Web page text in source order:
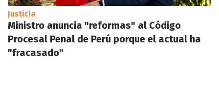
Justicia
Ministro anuncia "reformas" al Código
Procesal Penal de Perú porque el actual ha
"fracasado"